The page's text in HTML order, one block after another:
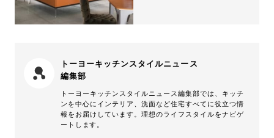
トーヨーキッチンスタイルニュース
編集部
トーヨーキッチンスタイルニュース編集部では、キッチ
ンを中心にインテリア、洗面など住宅すべてに役立つ情
報をお届けしています。理想のライフスタイルをナビゲ
ートします。